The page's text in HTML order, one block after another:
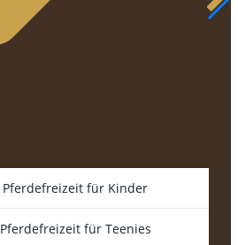
Pferdefreizeit für Kinder
Pferdefreizeit für Teenies